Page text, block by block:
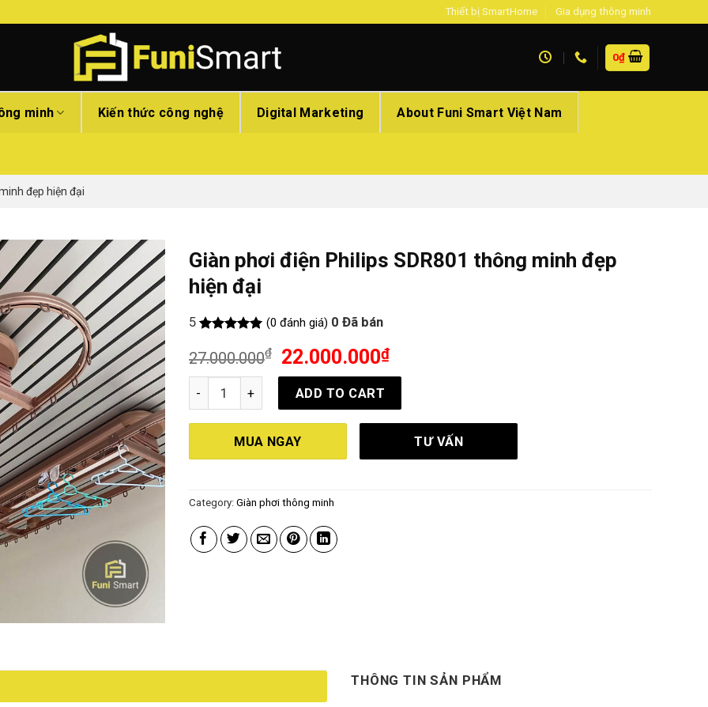
Thiết bị SmartHome Gia dụng thông minh
0₫
minh Kiến thức công nghệ Digital Marketing About Funi Smart Việt Nam
đẹp hiện đại
Giàn phơi điện Philips SDR801 thông minh đẹp
hiện đại
5
out of 5
(0 đánh giá) 0 Đã bán
27.000.000₫ 22.000.000₫
Giàn phơi điện Philips SDR801 thông minh đẹp hiện đại quantity
ADD TO CART
MUA NGAY TƯ VẤN
Category: Giàn phơi thông minh
THÔNG TIN SẢN PHẨM